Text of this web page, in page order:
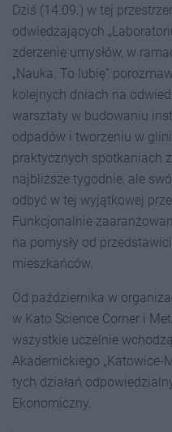
Dziś (14.09.) w tej
odwiedzających
zderzenie umysłów, w
„Nauka. To lubię”
kolejnych dniach na
warsztaty w budowaniu
odpadów i tworzeniu w
praktycznych spotkaniach
najbliższe tygodnie, ale
odbyć w tej wyjątkowej
Funkcjonalnie
na pomysły od
mieszkańców.
Od października w
w Kato Science Corner i
wszystkie uczelnie
Akademickiego „Katowice-
tych działań
Ekonomiczny.